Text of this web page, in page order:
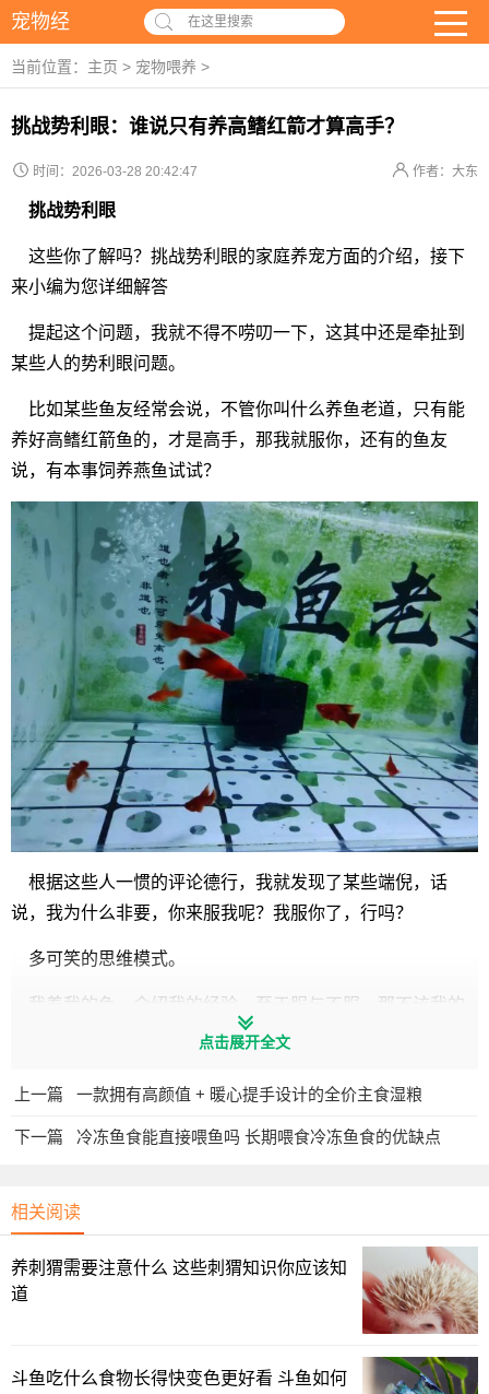
宠物经 在这里搜索
当前位置： 主页 > 宠物喂养 >
挑战势利眼：谁说只有养高鳍红箭才算高手？
时间：2026-03-28 20:42:47 作者：大东
挑战势利眼
这些你了解吗？挑战势利眼的家庭养宠方面的介绍，接下
来小编为您详细解答
提起这个问题，我就不得不唠叨一下，这其中还是牵扯到
某些人的势利眼问题。
比如某些鱼友经常会说，不管你叫什么养鱼老道，只有能
养好高鳍红箭鱼的，才是高手，那我就服你，还有的鱼友
说，有本事饲养燕鱼试试？
根据这些人一惯的评论德行，我就发现了某些端倪，话
说，我为什么非要，你来服我呢？我服你了，行吗？
多可笑的思维模式。
我养我的鱼，介绍我的经验，至于服与不服，那不该我的
小鱼，我也送走，哈哈，我让你看都看不见，咱就这么个
之所以不养燕鱼，那是因为我这里的水质不行，所以才不
更有鱼友说，只要能治好观赏鱼的腹水病，那就一定是高
我们看问题，不是这么看的。
点击展开全文
上一篇 一款拥有高颜值 + 暖心提手设计的全价主食湿粮
下一篇 冷冻鱼食能直接喂鱼吗 长期喂食冷冻鱼食的优缺点
相关阅读
养刺猬需要注意什么 这些刺猬知识你应该知
道
斗鱼吃什么食物长得快变色更好看 斗鱼如何